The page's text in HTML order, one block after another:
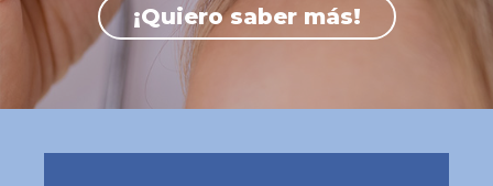
¡Quiero saber más!